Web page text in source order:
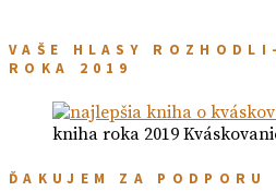
VAŠE HLASY
ROKA 2019
kniha roka 2019
ĎAKUJEM ZA PODPORU